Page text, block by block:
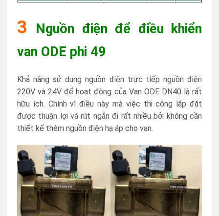
3
Nguồn điện để điều khiển
van ODE phi 49
Khả năng sử dụng nguồn điện trực tiếp nguồn điện
220V và 24V để hoạt động của Van ODE DN40 là rất
hữu ích. Chính vì điều này mà việc thi công lắp đặt
được thuận lợi và rút ngắn đi rất nhiều bởi không cần
thiết kế thêm nguồn điện hạ áp cho van.